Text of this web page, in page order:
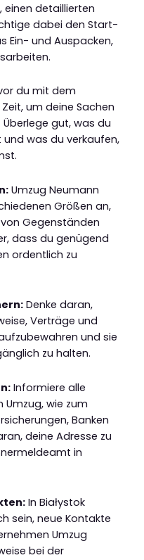
einen detaillierten
dabei den Start-
Ein- und Auspacken,
du mit dem
um deine Sachen
gut, was du
was du verkaufen,
Umzug Neumann
Größen an,
Gegenständen
dass du genügend
ordentlich zu
Denke daran,
Verträge und
und sie
zu halten.
Informiere alle
Umzug, wie zum
Banken
deine Adresse zu
in
In Białystok
sein, neue Kontakte
Umzug
bei der